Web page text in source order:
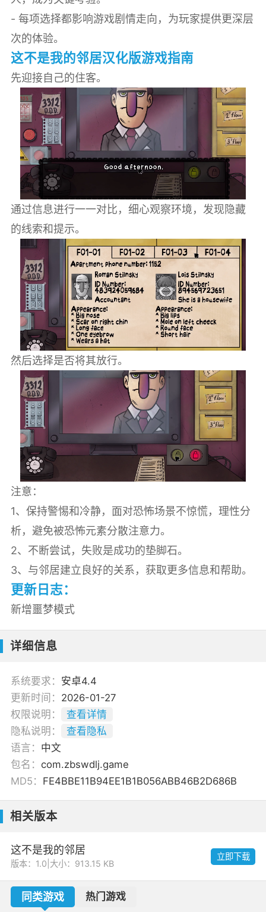
- 每项选择都影响游戏剧情走向，为玩家提供更深层
次的体验。
这不是我的邻居汉化版游戏指南
先迎接自己的住客。
通过信息进行一一对比，细心观察环境，发现隐藏
的线索和提示。
然后选择是否将其放行。
注意：
1、保持警惕和冷静，面对恐怖场景不惊慌，理性分
析，避免被恐怖元素分散注意力。
2、不断尝试，失败是成功的垫脚石。
3、与邻居建立良好的关系，获取更多信息和帮助。
更新日志：
新增噩梦模式
详细信息
系统要求： 安卓4.4
更新时间： 2026-01-27
权限说明：
查看详情
隐私说明：
查看隐私
语言： 中文
包名： com.zbswdlj.game
MD5： FE4BBE11B94EE1B1B056ABB46B2D686B
相关版本
这不是我的邻居
版本：1.0 大小：913.15 KB
立即下载
同类游戏 热门游戏